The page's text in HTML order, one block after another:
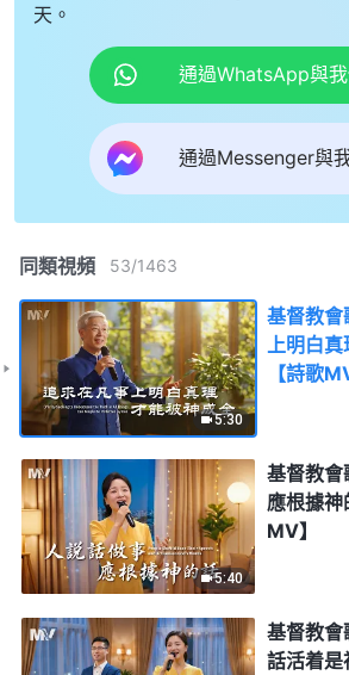
天。
通過WhatsApp與
通過Messenger與
同類視頻 53/1463
5:30
基督教會
上明白
【詩歌
5:40
基督教會
應根據神
MV】
基督教會
話活着是